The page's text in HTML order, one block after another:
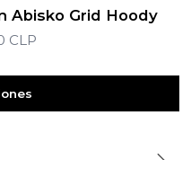
Abisko Grid Hoody
CLP